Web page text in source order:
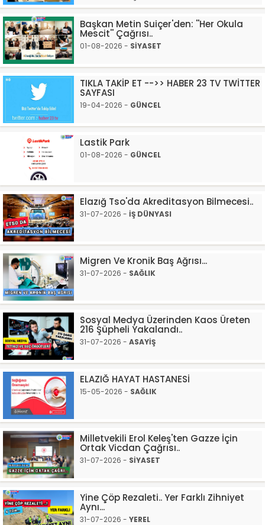
Başkan Metin Suiçer'den: ''Her Okula
Mescit'' Çağrısı..
01-08-2026 - SİYASET
TIKLA TAKİP ET -->> HABER 23 TV TWİTTER
SAYFASI
19-04-2026 - GÜNCEL
Lastik Park
01-08-2026 - GÜNCEL
Elazığ Tso'da Akreditasyon Bilmecesi..
31-07-2026 - İŞ DÜNYASI
Migren Ve Kronik Baş Ağrısı...
31-07-2026 - SAĞLIK
Sosyal Medya Üzerinden Kaos Üreten
216 Şüpheli Yakalandı..
31-07-2026 - ASAYİŞ
ELAZIĞ HAYAT HASTANESİ
15-05-2026 - SAĞLIK
Milletvekili Erol Keleş'ten Gazze İçin
Ortak Vicdan Çağrısı..
31-07-2026 - SİYASET
Yine Çöp Rezaleti.. Yer Farklı Zihniyet
Aynı...
31-07-2026 - YEREL